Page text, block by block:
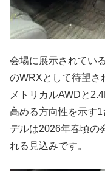
会場に展示されてい
のWRXとして待望さ
メトリカルAWDと
高める方向性を示す
デルは2026年春頃の
れる見込みです。